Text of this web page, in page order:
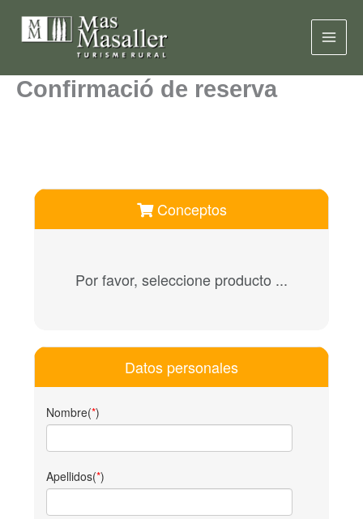
contingut
Confirmació de reserva
Conceptos
Por favor, seleccione producto ...
Datos personales
Nombre(*)
Apellidos(*)